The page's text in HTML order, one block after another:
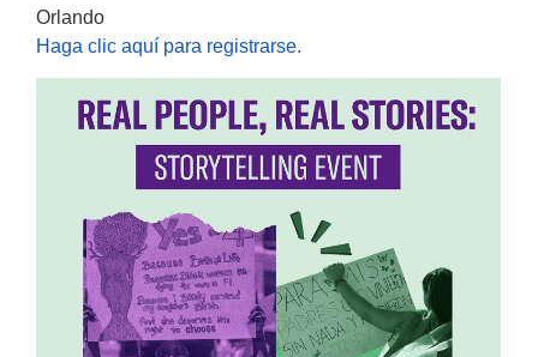
Orlando
Haga clic aquí para registrarse.